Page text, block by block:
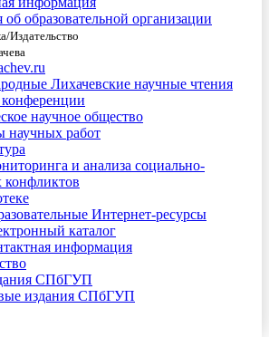
об образовательной организации
Издательство
Лихачевские научные чтения
научное общество
научных работ
и анализа социально-
конфликтов
Интернет-ресурсы
каталог
информация
СПбГУП
издания СПбГУП